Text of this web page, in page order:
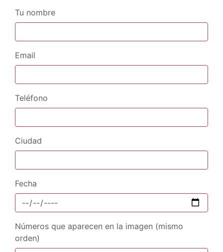
Tu nombre
Email
Teléfono
Ciudad
Fecha
Números que aparecen en la imagen (mismo
orden)